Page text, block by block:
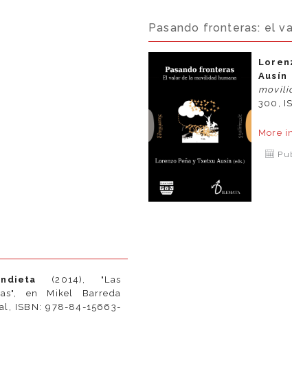
Pasando fronteras: el
Ausín
300,
More
(2014), "Las
en Mikel Barreda
ISBN: 978-84-15663-